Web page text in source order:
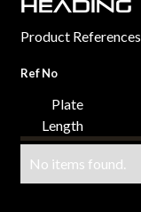
Heading
Product References
Ref No
Plate
Length
No items found.